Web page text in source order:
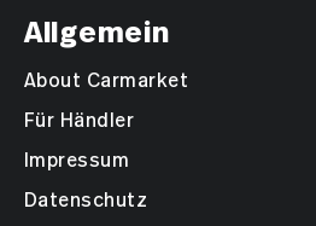
Allgemein
About Carmarket
Für Händler
Impressum
Datenschutz